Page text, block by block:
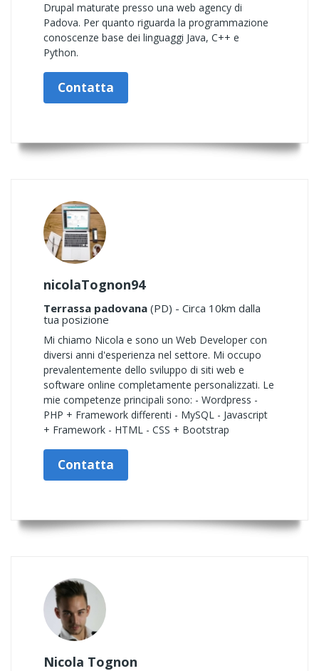
Drupal maturate presso una web agency di
Padova. Per quanto riguarda la programmazione
conoscenze base dei linguaggi Java, C++ e
Python.
Contatta
nicolaTognon94
Terrassa padovana (PD) - Circa 10km dalla
tua posizione
Mi chiamo Nicola e sono un Web Developer con
diversi anni d'esperienza nel settore. Mi occupo
prevalentemente dello sviluppo di siti web e
software online completamente personalizzati. Le
mie competenze principali sono: - Wordpress -
PHP + Framework differenti - MySQL - Javascript
+ Framework - HTML - CSS + Bootstrap
Contatta
Nicola Tognon